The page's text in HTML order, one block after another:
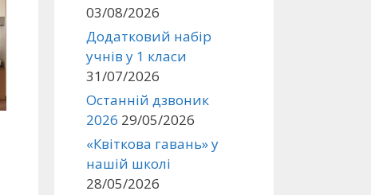
03/08/2026
Додатковий набір
учнів у 1 класи
31/07/2026
Останній дзвоник
2026 29/05/2026
«Квіткова гавань» у
нашій школі
28/05/2026